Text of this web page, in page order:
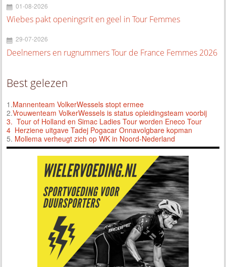
01-08-2026
Wiebes pakt openingsrit en geel in Tour Femmes
29-07-2026
Deelnemers en rugnummers Tour de France Femmes 2026
Best gelezen
1.Mannenteam VolkerWessels stopt ermee
2.Vrouwenteam VolkerWessels is status opleidingsteam voorbij
3. Tour of Holland en Simac Ladies Tour worden Eneco Tour
4 Herziene uitgave Tadej Pogacar Onnavolgbare kopman
5. Mollema verheugt zich op WK in Noord-Nederland